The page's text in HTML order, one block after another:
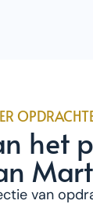
het
van